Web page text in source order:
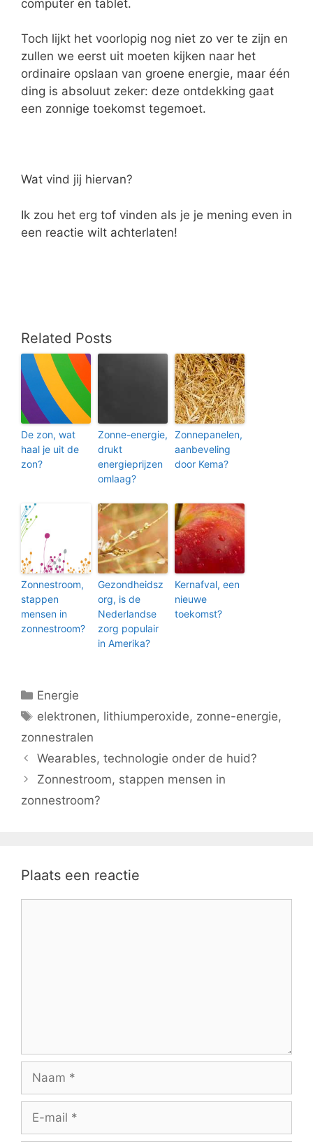
computer en tablet.
Toch lijkt het voorlopig nog niet zo ver te zijn en
zullen we eerst uit moeten kijken naar het
ordinaire opslaan van groene energie, maar één
ding is absoluut zeker: deze ontdekking gaat
een zonnige toekomst tegemoet.
Wat vind jij hiervan?
Ik zou het erg tof vinden als je je mening even in
een reactie wilt achterlaten!
Related Posts
De zon, wat
haal je uit de
zon?
Zonne-energie,
drukt
energieprijzen
omlaag?
Zonnepanelen,
aanbeveling
door Kema?
Zonnestroom,
stappen
mensen in
zonnestroom?
Gezondheidsz
org, is de
Nederlandse
zorg populair
in Amerika?
Kernafval, een
nieuwe
toekomst?
Categorieën
Energie
Tags
elektronen, lithiumperoxide, zonne-energie,
zonnestralen
Wearables, technologie onder de huid?
Zonnestroom, stappen mensen in
zonnestroom?
Plaats een reactie
Naam